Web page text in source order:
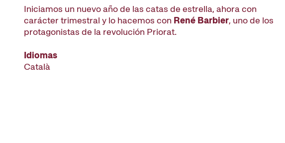
Iniciamos un nuevo año de las catas de estrella, ahora con
carácter trimestral y lo hacemos con René Barbier, uno de los
protagonistas de la revolución Priorat.
Idiomas
Català